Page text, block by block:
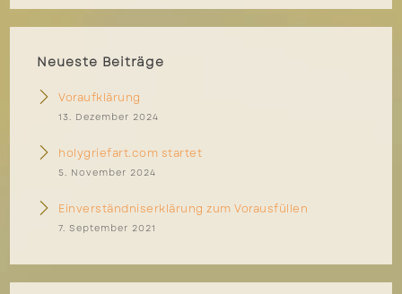
Neueste Beiträge
Voraufklärung
13. Dezember 2024
holygriefart.com startet
5. November 2024
Einverständniserklärung zum Vorausfüllen
7. September 2021